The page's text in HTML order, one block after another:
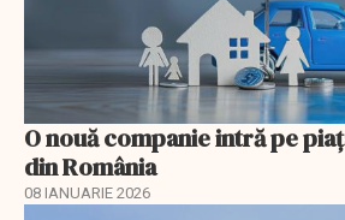
O nouă companie intră pe
din România
08 IANUARIE 2026